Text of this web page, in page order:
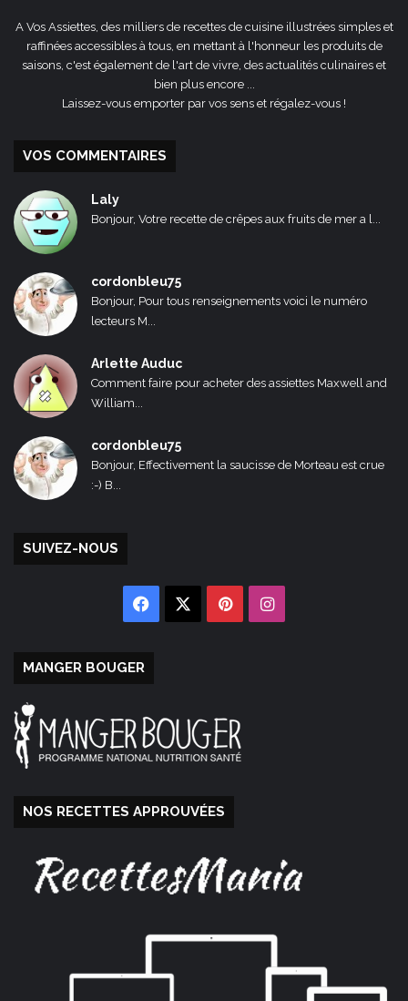
A Vos Assiettes, des milliers de recettes de cuisine illustrées simples et
raffinées accessibles à tous, en mettant à l'honneur les produits de
saisons, c'est également de l'art de vivre, des actualités culinaires et
bien plus encore ...
Laissez-vous emporter par vos sens et régalez-vous !
VOS COMMENTAIRES
Laly
Bonjour, Votre recette de crêpes aux fruits de mer a l...
cordonbleu75
Bonjour, Pour tous renseignements voici le numéro
lecteurs M...
Arlette Auduc
Comment faire pour acheter des assiettes Maxwell and
William...
cordonbleu75
Bonjour, Effectivement la saucisse de Morteau est crue
:-) B...
SUIVEZ-NOUS
Facebook PinterestInstagram
MANGER BOUGER
NOS RECETTES APPROUVÉES